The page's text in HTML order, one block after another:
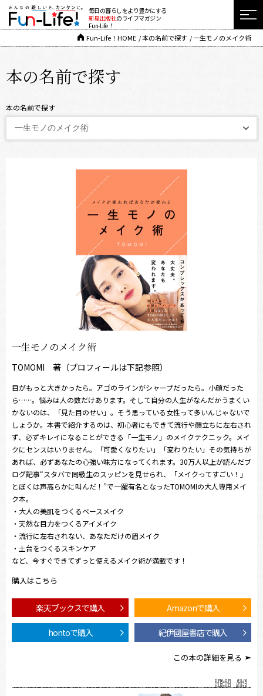
毎日の暮らしをより豊かにする
新星出版社のライフマガジン
Fun-Life！
Fun-Life！HOME 本の名前で探す 一生モノのメイク術
本の名前で探す
本の名前で探す
一生モノのメイク術
TOMOMI 著（プロフィールは下記参照）
目がもっと大きかったら。アゴのラインがシャープだったら。小顔だった
ら……。悩みは人の数だけあります。そして自分の人生がなんだかうまくい
かないのは、「見た目のせい」。そう思っている女性って多いんじゃないで
しょうか。本書で紹介するのは、初心者にもできて流行や顔立ちに左右され
ず、必ずキレイになることができる「一生モノ」のメイクテクニック。メイ
クにセンスはいりません。「可愛くなりたい」「変わりたい」その気持ちが
あれば、必ずあなたの心強い味方になってくれます。30万人以上が読んだブ
ログ記事“スタバで同級生のスッピンを見せられ、「メイクってすごい！」
とぼくは声高らかに叫んだ！”で一躍有名となったTOMOMIの大人専用メイ
ク本。
・大人の美肌をつくるベースメイク
・天然な目力をつくるアイメイク
・流行に左右されない、あなただけの眉メイク
・土台をつくるスキンケア
など、今すぐできてずっと使えるメイク術が満載です！
購入はこちら
楽天ブックスで購入 Amazonで購入
hontoで購入 紀伊國屋書店で購入
この本の詳細を見る